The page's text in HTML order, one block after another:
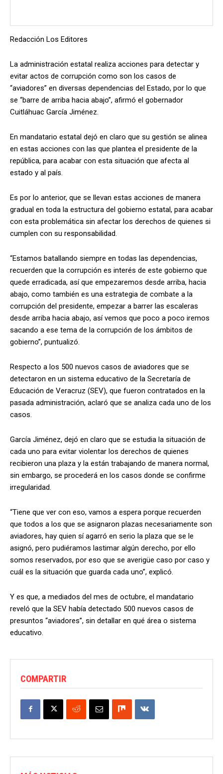
Redacción Los Editores
La administración estatal realiza acciones para detectar y
evitar actos de corrupción como son los casos de
“aviadores” en diversas dependencias del Estado, por lo que
se “barre de arriba hacia abajo”, afirmó el gobernador
Cuitláhuac García Jiménez.
En mandatario estatal dejó en claro que su gestión se alinea
en estas acciones con las que plantea el presidente de la
república, para acabar con esta situación que afecta al
estado y al país.
Es por lo anterior, que se llevan estas acciones de manera
gradual en toda la estructura del gobierno estatal, para acabar
con esta problemática sin afectar los derechos de quienes si
cumplen con su responsabilidad.
“Estamos batallando siempre en todas las dependencias,
recuerden que la corrupción es interés de este gobierno que
quede erradicada, así que empezaremos desde arriba, hacia
abajo, como también es una estrategia de combate a la
corrupción del presidente, empezar a barrer las escaleras
desde arriba hacia abajo, así vemos que poco a poco iremos
sacando a ese tema de la corrupción de los ámbitos de
gobierno”, puntualizó.
Respecto a los 500 nuevos casos de aviadores que se
detectaron en un sistema educativo de la Secretaría de
Educación de Veracruz (SEV), que fueron contratados en la
pasada administración, aclaró que se analiza cada uno de los
casos.
García Jiménez, dejó en claro que se estudia la situación de
cada uno para evitar violentar los derechos de quienes
recibieron una plaza y la están trabajando de manera normal,
sin embargo, se procederá en los casos donde se confirme
irregularidad.
“Tiene que ver con eso, vamos a espera porque recuerden
que todos a los que se asignaron plazas necesariamente son
aviadores, hay quien sí agarró en serio la plaza que se le
asignó, pero pudiéramos lastimar algún derecho, por ello
somos reservados, por eso que se averigüe caso por caso y
cuál es la situación que guarda cada uno”, explicó.
Y es que, a mediados del mes de octubre, el mandatario
reveló que la SEV había detectado 500 nuevos casos de
presuntos “aviadores”, sin detallar en qué área o sistema
educativo.
COMPARTIR